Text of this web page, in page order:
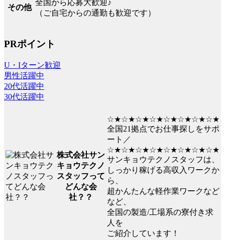
その他
全国から応募大歓迎♪
（ご自宅からの通勤も歓迎です）
PRポイント
U・Iターン歓迎
男性活躍中
20代活躍中
30代活躍中
株式会社サン
キョウテクノ
スタッフって
どんな会
社？？
☆★☆★☆★☆★☆★☆★☆★☆★
全国21拠点でお仕事探しをサポ
ート／
☆★☆★☆★☆★☆★☆★☆★☆★
サンキョウテクノスタッフは、
しっかり稼げる高収入ワークか
ら、
超かんたんな軽作業ワークなど
など、
全国の製造/工場系の寮付き求
人を
ご紹介しています！